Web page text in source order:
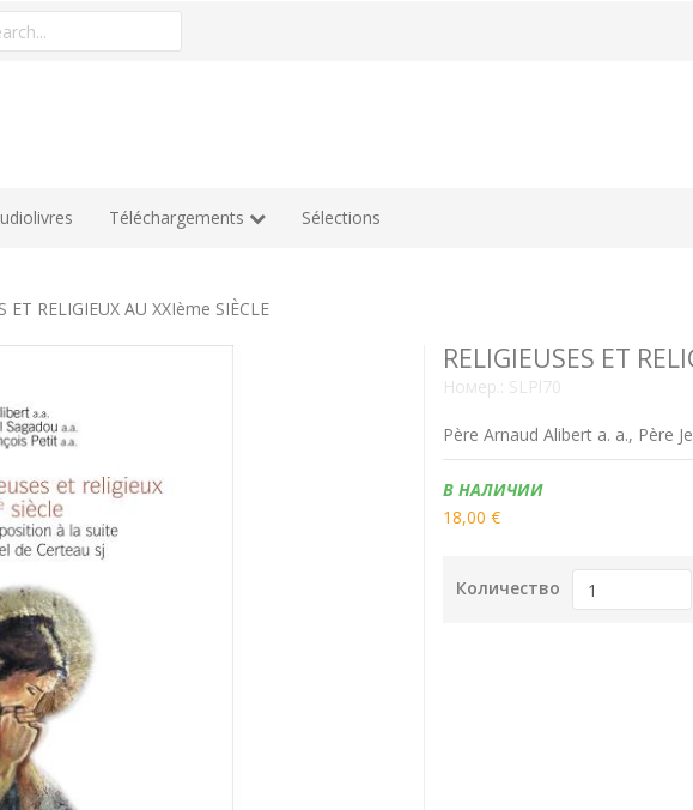
Téléchargements Sélections
ET RELIGIEUX AU XXIème SIÈCLE
RELIGIEUSES ET
Номер.: SLPl70
Père Arnaud Alibert a. a., Père
Наличие:
В НАЛИЧИИ
18,00 €
Количество